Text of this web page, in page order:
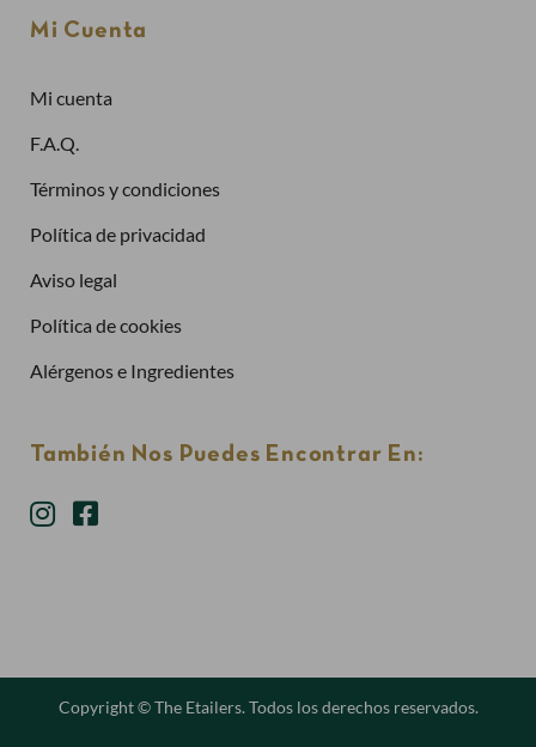
Mi Cuenta
Mi cuenta
F.A.Q.
Términos y condiciones
Política de privacidad
Aviso legal
Política de cookies
Alérgenos e Ingredientes
También Nos Puedes Encontrar En:
Copyright © The Etailers. Todos los derechos reservados.